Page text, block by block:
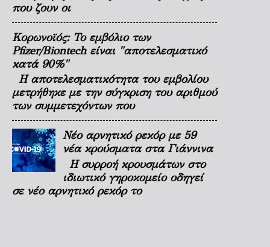
που ζουν οι
Κορωνοϊός: Το εμβόλιο των
Pfizer/Biontech είναι "αποτελεσματικό
κατά 90%"
Η αποτελεσματικότητα του εμβολίου
μετρήθηκε με την σύγκριση του αριθμού
των συμμετεχόντων που
Νέο αρνητικό ρεκόρ με 59
νέα κρούσματα στα Γιάννινα
Η συρροή κρουσμάτων στο
ιδιωτικό γηροκομείο οδηγεί
σε νέο αρνητικό ρεκόρ το